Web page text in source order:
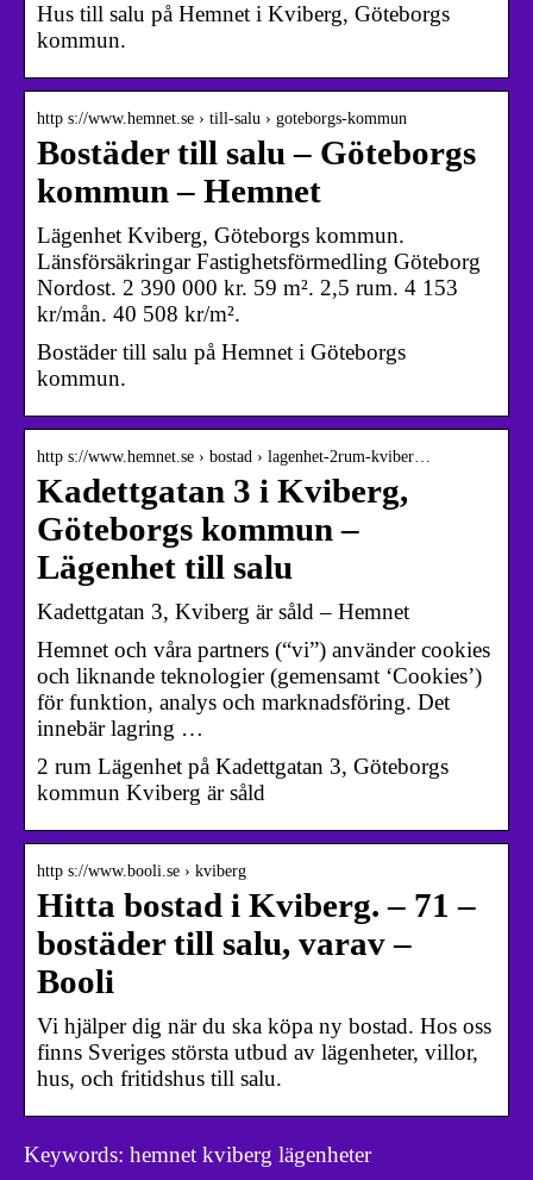
Hus till salu på Hemnet i Kviberg, Göteborgs
kommun.
http s://www.hemnet.se › till-salu › goteborgs-kommun
Bostäder till salu – Göteborgs
kommun – Hemnet
Lägenhet Kviberg, Göteborgs kommun.
Länsförsäkringar Fastighetsförmedling Göteborg
Nordost. 2 390 000 kr. 59 m². 2,5 rum. 4 153
kr/mån. 40 508 kr/m².
Bostäder till salu på Hemnet i Göteborgs
kommun.
http s://www.hemnet.se › bostad › lagenhet-2rum-kviber…
Kadettgatan 3 i Kviberg,
Göteborgs kommun –
Lägenhet till salu
Kadettgatan 3, Kviberg är såld – Hemnet
Hemnet och våra partners (“vi”) använder cookies
och liknande teknologier (gemensamt ‘Cookies’)
för funktion, analys och marknadsföring. Det
innebär lagring …
2 rum Lägenhet på Kadettgatan 3, Göteborgs
kommun Kviberg är såld
http s://www.booli.se › kviberg
Hitta bostad i Kviberg. – 71 –
bostäder till salu, varav –
Booli
Vi hjälper dig när du ska köpa ny bostad. Hos oss
finns Sveriges största utbud av lägenheter, villor,
hus, och fritidshus till salu.
Keywords: hemnet kviberg lägenheter